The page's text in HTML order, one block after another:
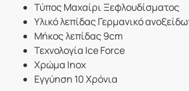
Τύπος Μαχαίρι Ξεφλουδίσματος
Υλικό λεπίδας Γερμανικό
Μήκος λεπίδας 9cm
Τεχνολογία Ice Force
Χρώμα Inox
Εγγύηση 10 Χρόνια